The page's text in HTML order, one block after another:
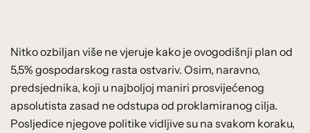
Nitko ozbiljan više ne vjeruje kako je ovogodišnji plan od
5,5% gospodarskog rasta ostvariv. Osim, naravno,
predsjednika, koji u najboljoj maniri prosvijećenog
apsolutista zasad ne odstupa od proklamiranog cilja.
Posljedice njegove politike vidljive su na svakom koraku,